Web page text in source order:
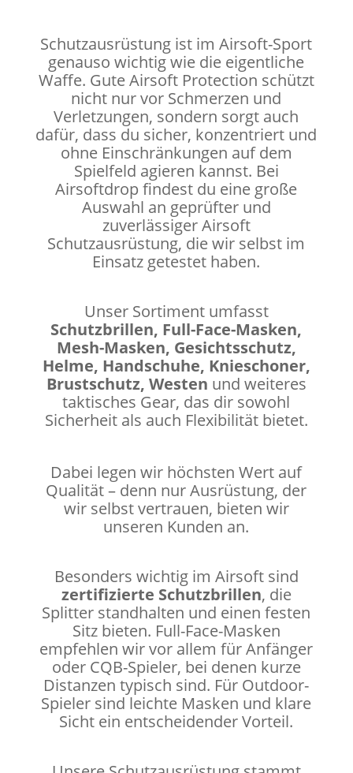
Schutzausrüstung ist im Airsoft-Sport
genauso wichtig wie die eigentliche
Waffe. Gute Airsoft Protection schützt
nicht nur vor Schmerzen und
Verletzungen, sondern sorgt auch
dafür, dass du sicher, konzentriert und
ohne Einschränkungen auf dem
Spielfeld agieren kannst. Bei
Airsoftdrop findest du eine große
Auswahl an geprüfter und
zuverlässiger Airsoft
Schutzausrüstung, die wir selbst im
Einsatz getestet haben.
Unser Sortiment umfasst
Schutzbrillen, Full-Face-Masken,
Mesh-Masken, Gesichtsschutz,
Helme, Handschuhe, Knieschoner,
Brustschutz, Westen und weiteres
taktisches Gear, das dir sowohl
Sicherheit als auch Flexibilität bietet.
Dabei legen wir höchsten Wert auf
Qualität – denn nur Ausrüstung, der
wir selbst vertrauen, bieten wir
unseren Kunden an.
Besonders wichtig im Airsoft sind
zertifizierte Schutzbrillen, die
Splitter standhalten und einen festen
Sitz bieten. Full-Face-Masken
empfehlen wir vor allem für Anfänger
oder CQB-Spieler, bei denen kurze
Distanzen typisch sind. Für Outdoor-
Spieler sind leichte Masken und klare
Sicht ein entscheidender Vorteil.